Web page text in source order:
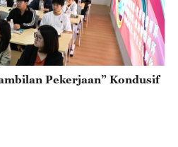
Pekerjaan” Kondusif